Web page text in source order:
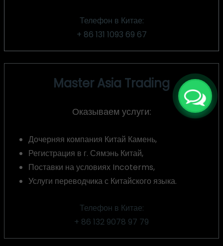
Телефон в Китае:
+ 86 131 1093 69 67
Master Asia Trading
Оказываем услуги:
Дочерняя компания Китай Камень,
Регистрация в г. Сямэнь Китай,
Поставки на условиях Incoterms,
Услуги переводчика с Китайского языка.
Телефон в Китае:
+ 86 132 9078 97 79